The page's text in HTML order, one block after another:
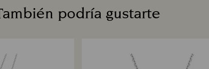
podría gustarte